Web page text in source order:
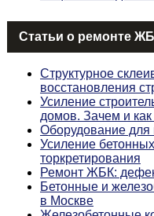
Статьи о ремонте
Структурное
восстановления
Усиление
домов. Зачем и
Оборудование для
Усиление
торкретирования
Ремонт ЖБК:
Бетонные и
в Москве